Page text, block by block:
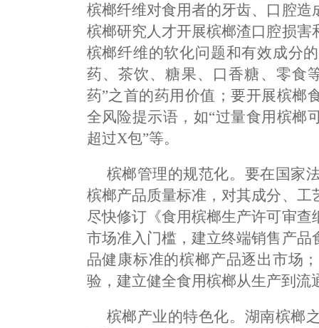
槟榔纤维对食用者的牙齿、口腔
槟榔研究人才开展槟榔渣口腔损
槟榔纤维的软化问题和有效成分
药、茶饮、糖果、口香糖、零食
药”之首的药用价值；要开展槟榔
全风险提示语，如“过量食用槟榔
超过X包”等。
槟榔管理的规范化。要在国家
槟榔产品质量标准，对其成分、
尽快修订《食用槟榔生产许可审
市场准入门槛，建立终端销售产
品健康标准的槟榔产品逐出市场
验，建立健全食用槟榔从生产到
槟榔产业的特色化。湖南槟榔